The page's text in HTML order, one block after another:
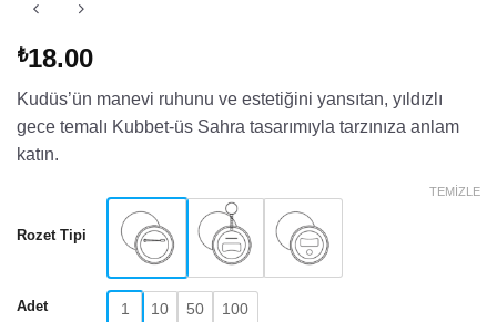
₺18.00
Kudüs’ün manevi ruhunu ve estetiğini yansıtan, yıldızlı
gece temalı Kubbet-üs Sahra tasarımıyla tarzınıza anlam
katın.
Rozet Tipi
Adet 1 10 50 100
TEMIZLE